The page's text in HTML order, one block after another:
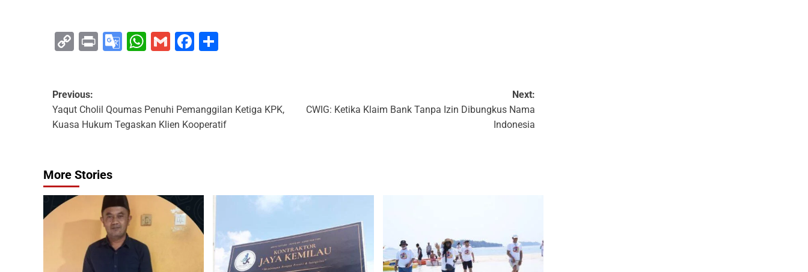
CopyPrintGoogle
WhatsApp
GmailFacebook
Previous:
Yaqut Cholil Qoumas Penuhi Pemanggilan Ketiga KPK,
Kuasa Hukum Tegaskan Klien Kooperatif
Next:
CWIG: Ketika Klaim Bank Tanpa Izin Dibungkus Nama
Indonesia
More Stories